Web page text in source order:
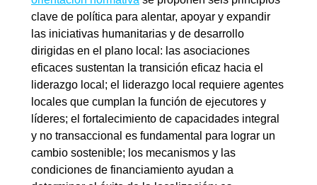
clave de política para alentar, apoyar y expandir
las iniciativas humanitarias y de desarrollo
dirigidas en el plano local: las asociaciones
eficaces sustentan la transición eficaz hacia el
liderazgo local; el liderazgo local requiere agentes
locales que cumplan la función de ejecutores y
líderes; el fortalecimiento de capacidades integral
y no transaccional es fundamental para lograr un
cambio sostenible; los mecanismos y las
condiciones de financiamiento ayudan a